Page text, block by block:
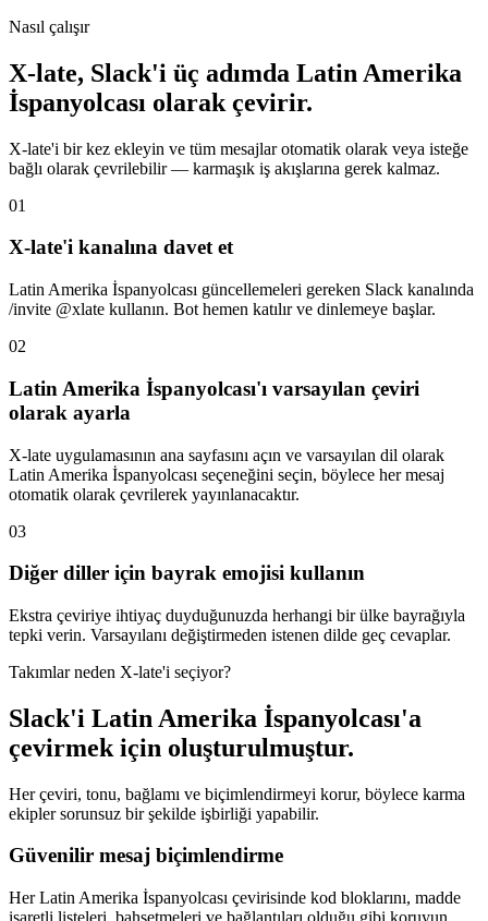
Nasıl çalışır
X-late, Slack'i üç adımda Latin Amerika
İspanyolcası olarak çevirir.
X-late'i bir kez ekleyin ve tüm mesajlar otomatik olarak veya isteğe
bağlı olarak çevrilebilir — karmaşık iş akışlarına gerek kalmaz.
01
X-late'i kanalına davet et
Latin Amerika İspanyolcası güncellemeleri gereken Slack kanalında
/invite @xlate kullanın. Bot hemen katılır ve dinlemeye başlar.
02
Latin Amerika İspanyolcası'ı varsayılan çeviri
olarak ayarla
X-late uygulamasının ana sayfasını açın ve varsayılan dil olarak
Latin Amerika İspanyolcası seçeneğini seçin, böylece her mesaj
otomatik olarak çevrilerek yayınlanacaktır.
03
Diğer diller için bayrak emojisi kullanın
Ekstra çeviriye ihtiyaç duyduğunuzda herhangi bir ülke bayrağıyla
tepki verin. Varsayılanı değiştirmeden istenen dilde geç cevaplar.
Takımlar neden X-late'i seçiyor?
Slack'i Latin Amerika İspanyolcası'a
çevirmek için oluşturulmuştur.
Her çeviri, tonu, bağlamı ve biçimlendirmeyi korur, böylece karma
ekipler sorunsuz bir şekilde işbirliği yapabilir.
Güvenilir mesaj biçimlendirme
Her Latin Amerika İspanyolcası çevirisinde kod bloklarını, madde